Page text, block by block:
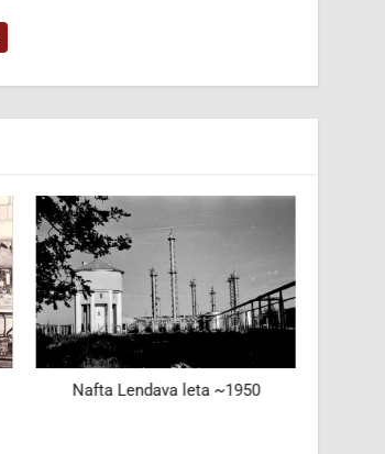
Nafta Lendava leta ~1950